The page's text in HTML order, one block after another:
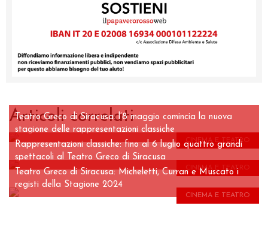
Articoli correlati
CINEMA E TEATRO
Teatro Greco di Siracusa: l’8 maggio comincia la nuova
stagione delle rappresentazioni classiche
CINEMA E TEATRO
Rappresentazioni classiche: fino al 6 luglio quattro grandi
spettacoli al Teatro Greco di Siracusa
CINEMA E TEATRO
Teatro Greco di Siracusa: Micheletti, Curran e Muscato i
registi della Stagione 2024